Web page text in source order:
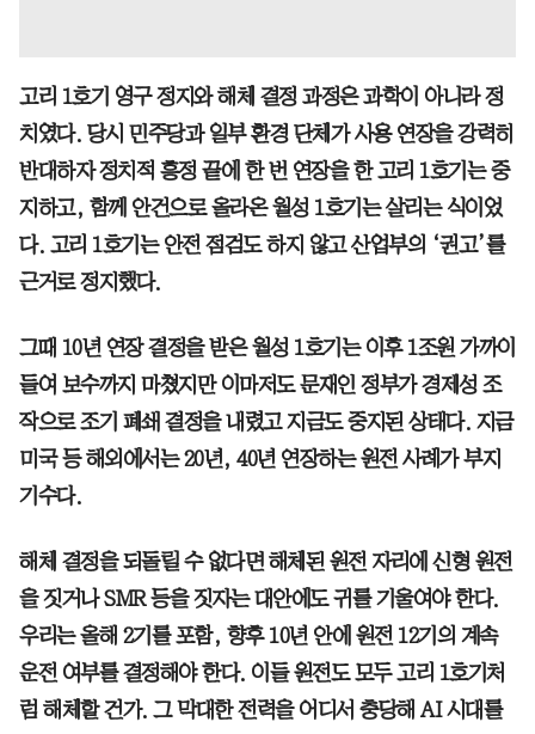
고리 1호기 영구 정지와 해체 결정 과정은 과학이 아니라 정
치였다. 당시 민주당과 일부 환경 단체가 사용 연장을 강력히
반대하자 정치적 흥정 끝에 한 번 연장을 한 고리 1호기는 중
지하고, 함께 안건으로 올라온 월성 1호기는 살리는 식이었
다. 고리 1호기는 안전 점검도 하지 않고 산업부의 ‘권고’를
근거로 정지했다.
그때 10년 연장 결정을 받은 월성 1호기는 이후 1조원 가까이
들여 보수까지 마쳤지만 이마저도 문재인 정부가 경제성 조
작으로 조기 폐쇄 결정을 내렸고 지금도 중지된 상태다. 지금
미국 등 해외에서는 20년, 40년 연장하는 원전 사례가 부지
기수다.
해체 결정을 되돌릴 수 없다면 해체된 원전 자리에 신형 원전
을 짓거나 SMR 등을 짓자는 대안에도 귀를 기울여야 한다.
우리는 올해 2기를 포함, 향후 10년 안에 원전 12기의 계속
운전 여부를 결정해야 한다. 이들 원전도 모두 고리 1호기처
럼 해체할 건가. 그 막대한 전력을 어디서 충당해 AI 시대를